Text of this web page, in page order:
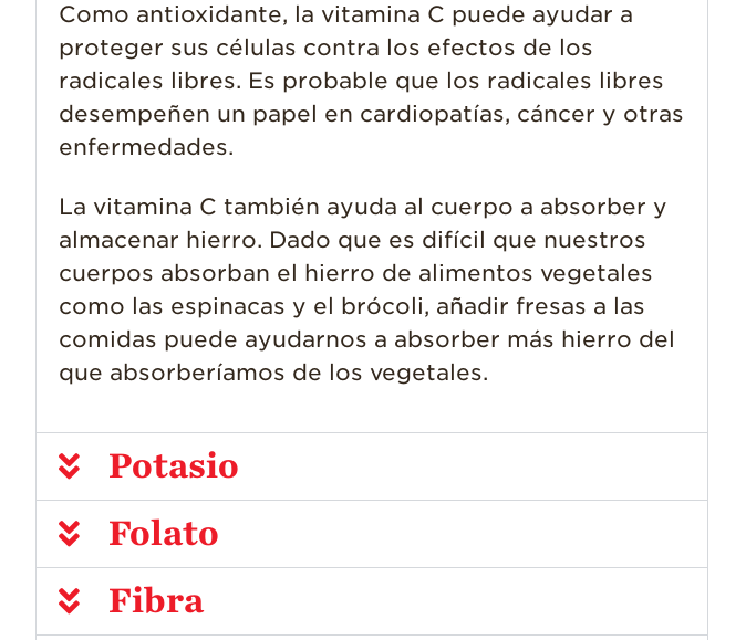
Como antioxidante, la vitamina C puede ayudar a
proteger sus células contra los efectos de los
radicales libres. Es probable que los radicales libres
desempeñen un papel en cardiopatías, cáncer y otras
enfermedades.
La vitamina C también ayuda al cuerpo a absorber y
almacenar hierro. Dado que es difícil que nuestros
cuerpos absorban el hierro de alimentos vegetales
como las espinacas y el brócoli, añadir fresas a las
comidas puede ayudarnos a absorber más hierro del
que absorberíamos de los vegetales.
Potasio
Folato
Fibra